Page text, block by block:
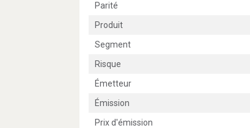
Parité
Produit
Segment
Risque
Émetteur
Émission
Prix d'émission